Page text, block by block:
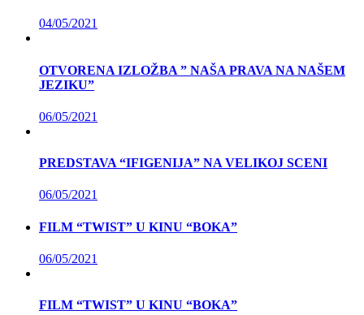
04/05/2021
OTVORENA IZLOŽBA ” NAŠA PRAVA NA NAŠEM
JEZIKU”
06/05/2021
PREDSTAVA “IFIGENIJA” NA VELIKOJ SCENI
06/05/2021
FILM “TWIST” U KINU “BOKA”
06/05/2021
FILM “TWIST” U KINU “BOKA”